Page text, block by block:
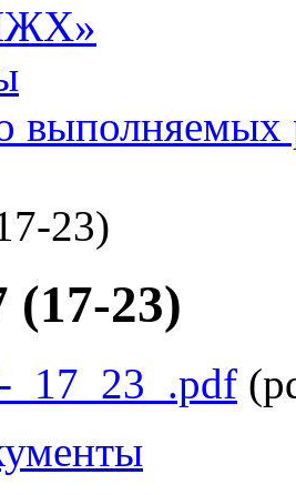
выполняемых
23)
23)